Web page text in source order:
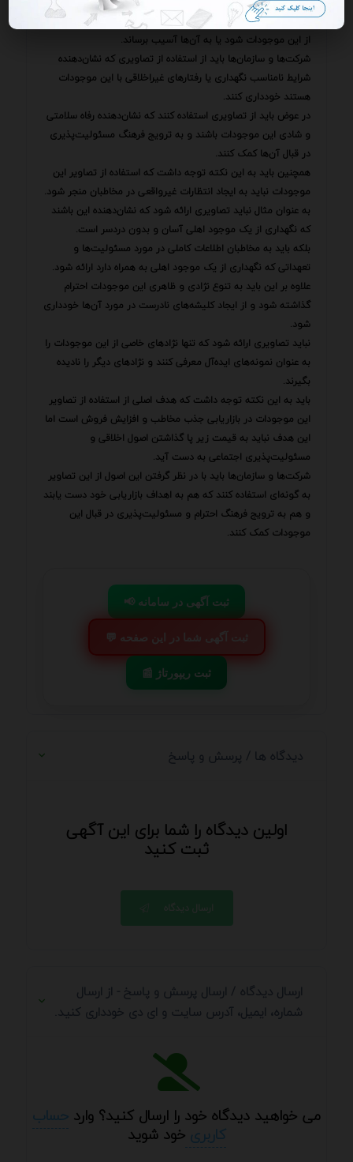
استفاده از این تصاویر نباید به گونه‌ای باشد که باعث سوءاستفاده
از این موجودات شود یا به آن‌ها آسیب برساند.
شرکت‌ها و سازمان‌ها باید از استفاده از تصاویری که نشان‌دهنده
شرایط نامناسب نگهداری یا رفتارهای غیراخلاقی با این موجودات
هستند خودداری کنند.
در عوض باید از تصاویری استفاده کنند که نشان‌دهنده رفاه سلامتی
و شادی این موجودات باشند و به ترویج فرهنگ مسئولیت‌پذیری
در قبال آن‌ها کمک کنند.
همچنین باید به این نکته توجه داشت که استفاده از تصاویر این
موجودات نباید به ایجاد انتظارات غیرواقعی در مخاطبان منجر شود.
به عنوان مثال نباید تصاویری ارائه شود که نشان‌دهنده این باشند
که نگهداری از یک موجود اهلی آسان و بدون دردسر است.
بلکه باید به مخاطبان اطلاعات کاملی در مورد مسئولیت‌ها و
تعهداتی که نگهداری از یک موجود اهلی به همراه دارد ارائه شود.
علاوه بر این باید به تنوع نژادی و ظاهری این موجودات احترام
گذاشته شود و از ایجاد کلیشه‌های نادرست در مورد آن‌ها خودداری
شود.
نباید تصاویری ارائه شود که تنها نژادهای خاصی از این موجودات را
به عنوان نمونه‌های ایده‌آل معرفی کنند و نژادهای دیگر را نادیده
بگیرند.
باید به این نکته توجه داشت که هدف اصلی از استفاده از تصاویر
این موجودات در بازاریابی جذب مخاطب و افزایش فروش است اما
این هدف نباید به قیمت زیر پا گذاشتن اصول اخلاقی و
مسئولیت‌پذیری اجتماعی به دست آید.
شرکت‌ها و سازمان‌ها باید با در نظر گرفتن این اصول از این تصاویر
به گونه‌ای استفاده کنند که هم به اهداف بازاریابی خود دست یابند
و هم به ترویج فرهنگ احترام و مسئولیت‌پذیری در قبال این
موجودات کمک کنند.
📢 ثبت آگهی در سامانه
💬 ثبت آگهی شما در این صفحه
📰 ثبت ریپورتاژ
دیدگاه ها / پرسش و پاسخ
اولین دیدگاه را شما برای این آگهی
ثبت کنید
ارسال دیدگاه
ارسال دیدگاه / ارسال پرسش و پاسخ - از ارسال
شماره، ایمیل، آدرس سایت و ای دی خودداری کنید.
می خواهید دیدگاه خود را ارسال کنید؟ وارد حساب
کاربریخود شوید